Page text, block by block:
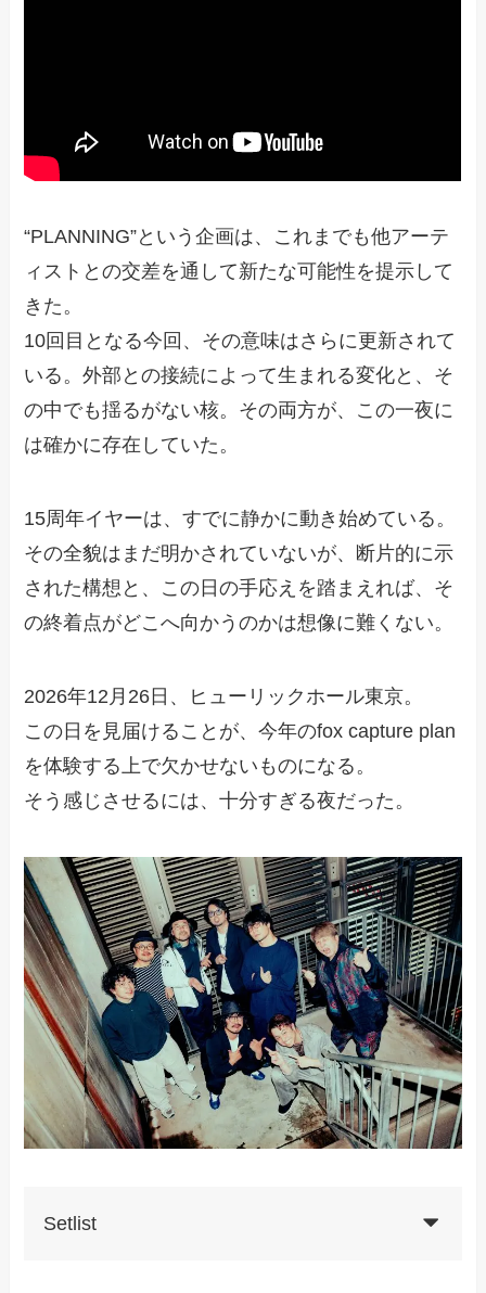
“PLANNING”という企画は、これまでも他アーテ
ィストとの交差を通して新たな可能性を提示して
きた。
10回目となる今回、その意味はさらに更新されて
いる。外部との接続によって生まれる変化と、そ
の中でも揺るがない核。その両方が、この一夜に
は確かに存在していた。
15周年イヤーは、すでに静かに動き始めている。
その全貌はまだ明かされていないが、断片的に示
された構想と、この日の手応えを踏まえれば、そ
の終着点がどこへ向かうのかは想像に難くない。
2026年12月26日、ヒューリックホール東京。
この日を見届けることが、今年のfox capture plan
を体験する上で欠かせないものになる。
そう感じさせるには、十分すぎる夜だった。
Setlist